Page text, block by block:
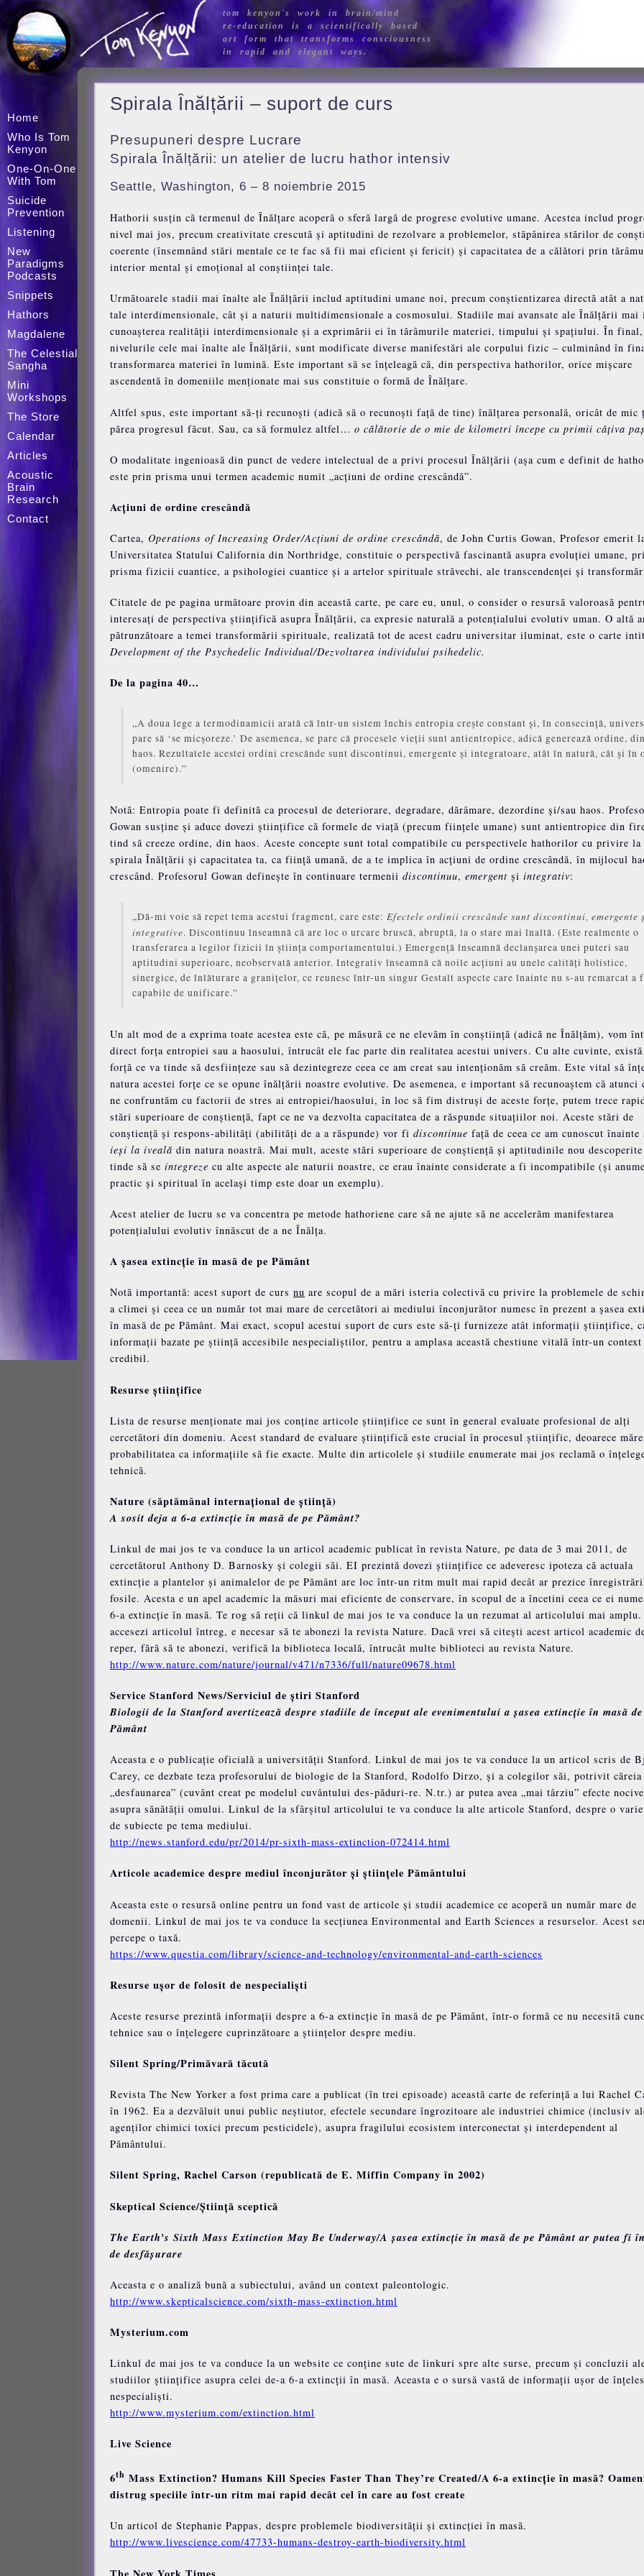
Home
Who Is Tom
Kenyon
One-On-One
With Tom
Suicide
Prevention
Listening
New
Paradigms
Podcasts
Snippets
Hathors
Magdalene
The Celestial
Sangha
Mini
Workshops
The Store
Calendar
Articles
Acoustic
Brain
Research
Contact
tom kenyon's work in brain/mind
re-education is a scientifically based
art form that transforms consciousness
in rapid and elegant ways.
Spirala Înălțării – suport de curs
Presupuneri despre Lucrare
Spirala Înălțării: un atelier de lucru hathor intensiv
Seattle, Washington, 6 – 8 noiembrie 2015
Hathorii susțin că termenul de Înălțare acoperă o sferă largă de progrese evolutive umane. Acestea includ
nivel mai jos, precum creativitate crescută și aptitudini de rezolvare a problemelor, stăpânirea stărilor de
coerente (însemnând stări mentale ce te fac să fii mai eficient și fericit) și capacitatea de a călători prin
interior mental și emoțional al conștiinței tale.
Următoarele stadii mai înalte ale Înălțării includ aptitudini umane noi, precum conștientizarea directă atât a
tale interdimensionale, cât și a naturii multidimensionale a cosmosului. Stadiile mai avansate ale Înălțării mai
cunoașterea realității interdimensionale și a exprimării ei în tărâmurile materiei, timpului și spațiului. În
nivelurile cele mai înalte ale Înălțării, sunt modificate diverse manifestări ale corpului fizic – culminând în
transformarea materiei în lumină. Este important să se înțeleagă că, din perspectiva hathorilor, orice mișcare
ascendentă în domeniile menționate mai sus constituie o formă de Înălțare.
Altfel spus, este important să-ți recunoști (adică să o recunoști față de tine) înălțarea personală, oricât de mic
părea progresul făcut. Sau, ca să formulez altfel… o călătorie de o mie de kilometri începe cu primii câțiva
O modalitate ingenioasă din punct de vedere intelectual de a privi procesul Înălțării (așa cum e definit de
este prin prisma unui termen academic numit „acțiuni de ordine crescândă”.
Acțiuni de ordine crescândă
Cartea, Operations of Increasing Order/Acțiuni de ordine crescândă, de John Curtis Gowan, Profesor emerit
Universitatea Statului California din Northridge, constituie o perspectivă fascinantă asupra evoluției umane,
prisma fizicii cuantice, a psihologiei cuantice și a artelor spirituale străvechi, ale transcendenței și
Citatele de pe pagina următoare provin din această carte, pe care eu, unul, o consider o resursă valoroasă
interesați de perspectiva științifică asupra Înălțării, ca expresie naturală a potențialului evolutiv uman. O altă
pătrunzătoare a temei transformării spirituale, realizată tot de acest cadru universitar iluminat, este o carte
Development of the Psychedelic Individual/Dezvoltarea individului psihedelic.
De la pagina 40…
„A doua lege a termodinamicii arată că într-un sistem închis entropia crește constant și, în consecință,
pare să ‘se micșoreze.’ De asemenea, se pare că procesele vieții sunt antientropice, adică generează ordine, din
haos. Rezultatele acestei ordini crescânde sunt discontinui, emergente și integratoare, atât în natură, cât și în
(omenire).”
Notă: Entropia poate fi definită ca procesul de deteriorare, degradare, dărâmare, dezordine și/sau haos.
Gowan susține și aduce dovezi științifice că formele de viață (precum ființele umane) sunt antientropice din
tind să creeze ordine, din haos. Aceste concepte sunt total compatibile cu perspectivele hathorilor cu privire la
spirala Înălțării și capacitatea ta, ca ființă umană, de a te implica în acțiuni de ordine crescândă, în mijlocul
crescând. Profesorul Gowan definește în continuare termenii discontinuu, emergent și integrativ:
„Dă-mi voie să repet tema acestui fragment, care este: Efectele ordinii crescânde sunt discontinui, emergente
integrative. Discontinuu înseamnă că are loc o urcare bruscă, abruptă, la o stare mai înaltă. (Este realmente o
transferarea a legilor fizicii în știința comportamentului.) Emergență înseamnă declanșarea unei puteri sau
aptitudini superioare, neobservată anterior. Integrativ înseamnă că noile acțiuni au unele calități holistice,
sinergice, de înlăturare a granițelor, ce reunesc într-un singur Gestalt aspecte care înainte nu s-au remarcat a
capabile de unificare.”
Un alt mod de a exprima toate acestea este că, pe măsură ce ne elevăm în conștiință (adică ne Înălțăm), vom
direct forța entropiei sau a haosului, întrucât ele fac parte din realitatea acestui univers. Cu alte cuvinte,
forță ce va tinde să desființeze sau să dezintegreze ceea ce am creat sau intenționăm să creăm. Este vital să
natura acestei forțe ce se opune înălțării noastre evolutive. De asemenea, e important să recunoaștem că atunci
ne confruntăm cu factorii de stres ai entropiei/haosului, în loc să fim distruși de aceste forțe, putem trece
stări superioare de conștiență, fapt ce ne va dezvolta capacitatea de a răspunde situațiilor noi. Aceste stări de
conștiență și respons-abilități (abilități de a a răspunde) vor fi discontinue față de ceea ce am cunoscut
ieși la iveală din natura noastră. Mai mult, aceste stări superioare de conștiență și aptitudinile nou
tinde să se integreze cu alte aspecte ale naturii noastre, ce erau înainte considerate a fi incompatibile (și
practic și spiritual în același timp este doar un exemplu).
Acest atelier de lucru se va concentra pe metode hathoriene care să ne ajute să ne accelerăm manifestarea
potențialului evolutiv înnăscut de a ne Înălța.
A șasea extincție în masă de pe Pământ
Notă importantă: acest suport de curs nu are scopul de a mări isteria colectivă cu privire la problemele de
a climei și ceea ce un număr tot mai mare de cercetători ai mediului înconjurător numesc în prezent a șasea
în masă de pe Pământ. Mai exact, scopul acestui suport de curs este să-ți furnizeze atât informații științifice,
informații bazate pe știință accesibile nespecialiștilor, pentru a amplasa această chestiune vitală într-un context
credibil.
Resurse științifice
Lista de resurse menționate mai jos conține articole științifice ce sunt în general evaluate profesional de alți
cercetători din domeniu. Acest standard de evaluare științifică este crucial în procesul științific, deoarece
probabilitatea ca informațiile să fie exacte. Multe din articolele și studiile enumerate mai jos reclamă o
tehnică.
Nature (săptămânal internațional de știință)
A sosit deja a 6-a extincție în masă de pe Pământ?
Linkul de mai jos te va conduce la un articol academic publicat în revista Nature, pe data de 3 mai 2011, de
cercetătorul Anthony D. Barnosky și colegii săi. EI prezintă dovezi științifice ce adeveresc ipoteza că actuala
extincție a plantelor și animalelor de pe Pământ are loc într-un ritm mult mai rapid decât ar prezice
fosile. Acesta e un apel academic la măsuri mai eficiente de conservare, în scopul de a încetini ceea ce ei
6-a extincție în masă. Te rog să reții că linkul de mai jos te va conduce la un rezumat al articolului mai amplu.
accesezi articolul întreg, e necesar să te abonezi la revista Nature. Dacă vrei să citești acest articol academic
reper, fără să te abonezi, verifică la biblioteca locală, întrucât multe biblioteci au revista Nature.
http://www.nature.com/nature/journal/v471/n7336/full/nature09678.html
Service Stanford News/Serviciul de știri Stanford
Biologii de la Stanford avertizează despre stadiile de început ale evenimentului a șasea extincție în masă de
Pământ
Aceasta e o publicație oficială a universității Stanford. Linkul de mai jos te va conduce la un articol scris de
Carey, ce dezbate teza profesorului de biologie de la Stanford, Rodolfo Dirzo, și a colegilor săi, potrivit căreia
„desfaunarea” (cuvânt creat pe modelul cuvântului des-păduri-re. N.tr.) ar putea avea „mai târziu” efecte nocive
asupra sănătății omului. Linkul de la sfârșitul articolului te va conduce la alte articole Stanford, despre o
de subiecte pe tema mediului.
http://news.stanford.edu/pr/2014/pr-sixth-mass-extinction-072414.html
Articole academice despre mediul înconjurător și științele Pământului
Aceasta este o resursă online pentru un fond vast de articole și studii academice ce acoperă un număr mare de
domenii. Linkul de mai jos te va conduce la secțiunea Environmental and Earth Sciences a resurselor. Acest
percepe o taxă.
https://www.questia.com/library/science-and-technology/environmental-and-earth-sciences
Resurse ușor de folosit de nespecialiști
Aceste resurse prezintă informații despre a 6-a extincție în masă de pe Pământ, într-o formă ce nu necesită
tehnice sau o înțelegere cuprinzătoare a științelor despre mediu.
Silent Spring/Primăvară tăcută
Revista The New Yorker a fost prima care a publicat (în trei episoade) această carte de referință a lui Rachel
în 1962. Ea a dezvăluit unui public neștiutor, efectele secundare îngrozitoare ale industriei chimice (inclusiv
agenților chimici toxici precum pesticidele), asupra fragilului ecosistem interconectat și interdependent al
Pământului.
Silent Spring, Rachel Carson (republicată de E. Miffin Company în 2002)
Skeptical Science/Știință sceptică
The Earth’s Sixth Mass Extinction May Be Underway/A șasea extincție în masă de pe Pământ ar putea fi
de desfășurare
Aceasta e o analiză bună a subiectului, având un context paleontologic.
http://www.skepticalscience.com/sixth-mass-extinction.html
Mysterium.com
Linkul de mai jos te va conduce la un website ce conține sute de linkuri spre alte surse, precum și concluzii
studiilor științifice asupra celei de-a 6-a extincții în masă. Aceasta e o sursă vastă de informații ușor de
nespecialiști.
http://www.mysterium.com/extinction.html
Live Science
6th Mass Extinction? Humans Kill Species Faster Than They’re Created/A 6-a extincție în masă?
distrug speciile într-un ritm mai rapid decât cel în care au fost create
Un articol de Stephanie Pappas, despre problemele biodiversității și extincției în masă.
http://www.livescience.com/47733-humans-destroy-earth-biodiversity.html